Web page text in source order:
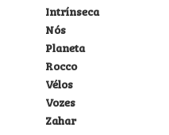
Intrínseca
Nós
Planeta
Rocco
Vélos
Vozes
Zahar